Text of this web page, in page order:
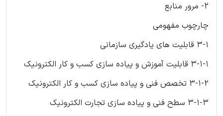
2- مرور منابع
چارچوب مفهومی
3-1 قابلیت های یادگیری سازمانی
3-1-1 قابلیت آموزش و پیاده سازی کسب و کار الکترونیک
3-1-2 تخصص فنی و پیاده سازی کسب و کار الکترونیک
3-1-3 سطح فنی و پیاده سازی تجارت الکترونیک